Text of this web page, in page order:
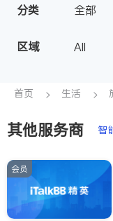
保险理财
银行贷款
建筑装修
分类 全部
美容/
区域 All
Long
Buffalo
County
首页 生活
其他服务商 智
会员